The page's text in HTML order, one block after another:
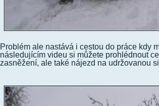
Problém ale nastává i cestou do práce kdy
následujícím videu si můžete prohlédnout
zasněžení, ale také nájezd na udržovanou